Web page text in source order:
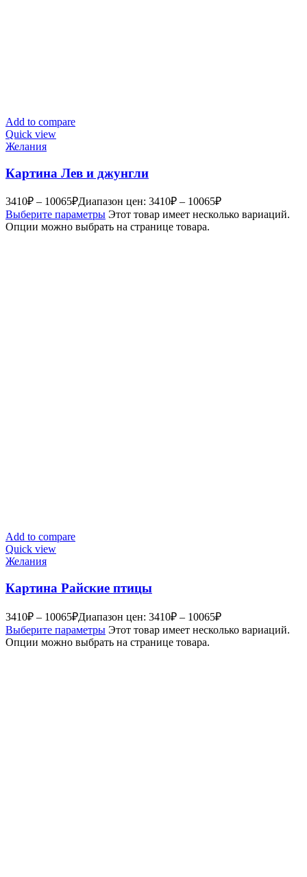
Add to compare
Quick view
Желания
Картина Лев и джунгли
3410₽ – 10065₽Диапазон цен: 3410₽ – 10065₽
Выберите параметры Этот товар имеет несколько вариаций.
Опции можно выбрать на странице товара.
Add to compare
Quick view
Желания
Картина Райские птицы
3410₽ – 10065₽Диапазон цен: 3410₽ – 10065₽
Выберите параметры Этот товар имеет несколько вариаций.
Опции можно выбрать на странице товара.